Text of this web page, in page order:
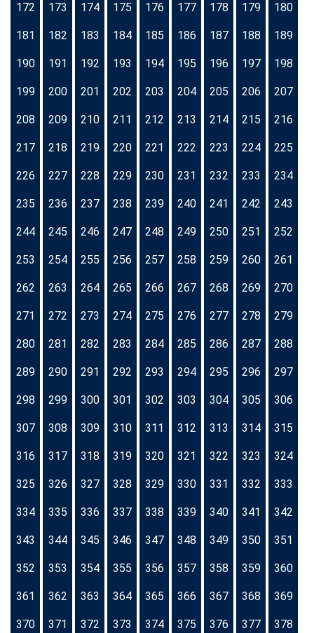
172 173 174 175 176 177 178 179 180
181 182 183 184 185 186 187 188 189
190 191 192 193 194 195 196 197 198
199 200 201 202 203 204 205 206 207
208 209 210 211 212 213 214 215 216
217 218 219 220 221 222 223 224 225
226 227 228 229 230 231 232 233 234
235 236 237 238 239 240 241 242 243
244 245 246 247 248 249 250 251 252
253 254 255 256 257 258 259 260 261
262 263 264 265 266 267 268 269 270
271 272 273 274 275 276 277 278 279
280 281 282 283 284 285 286 287 288
289 290 291 292 293 294 295 296 297
298 299 300 301 302 303 304 305 306
307 308 309 310 311 312 313 314 315
316 317 318 319 320 321 322 323 324
325 326 327 328 329 330 331 332 333
334 335 336 337 338 339 340 341 342
343 344 345 346 347 348 349 350 351
352 353 354 355 356 357 358 359 360
361 362 363 364 365 366 367 368 369
370 371 372 373 374 375 376 377 378